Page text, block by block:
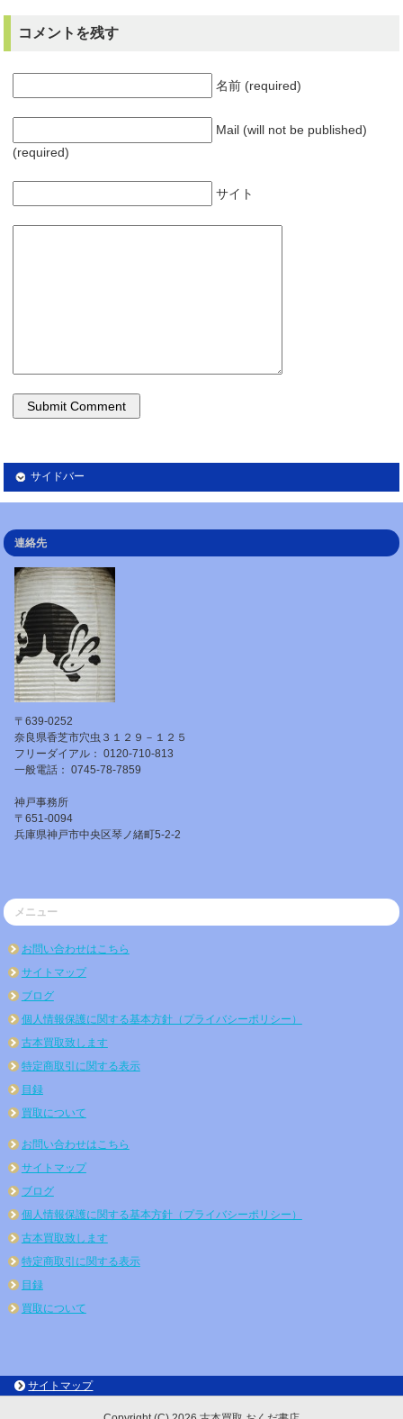
コメントを残す
名前 (required)
Mail (will not be published)
(required)
サイト
サイドバー
連絡先
〒639-0252
奈良県香芝市穴虫３１２９－１２５
フリーダイアル： 0120-710-813
一般電話： 0745-78-7859
神戸事務所
〒651-0094
兵庫県神戸市中央区琴ノ緒町5-2-2
メニュー
お問い合わせはこちら
サイトマップ
ブログ
個人情報保護に関する基本方針（プライバシーポリシー）
古本買取致します
特定商取引に関する表示
目録
買取について
お問い合わせはこちら
サイトマップ
ブログ
個人情報保護に関する基本方針（プライバシーポリシー）
古本買取致します
特定商取引に関する表示
目録
買取について
サイトマップ